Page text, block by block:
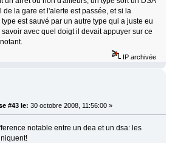
de la gare et l'alerte est passée, et si la
est sauvé par un autre type qui a juste eu
avec quel doigt il devait appuyer sur ce
IP archivée
#43 le: 30 octobre 2008, 11:56:00 »
notable entre un dea et un dsa: les